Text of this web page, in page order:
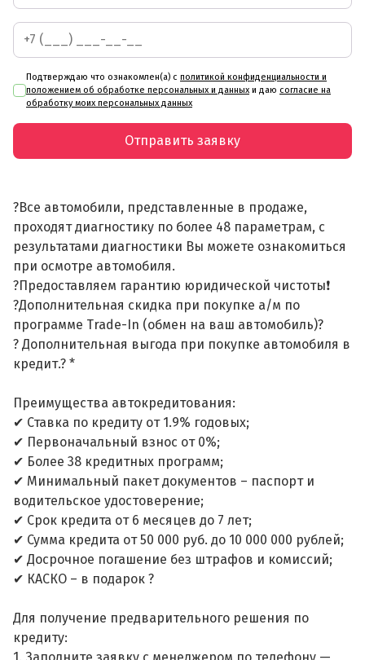
Подтверждаю что ознакомлен(а) с политикой конфиденциальности и
положением об обработке персональных и данных и даю согласие на
обработку моих персональных данных
Отправить заявку
?Все автомобили, представленные в продаже,
проходят диагностику по более 48 параметрам, с
результатами диагностики Вы можете ознакомиться
при осмотре автомобиля.
?Предоставляем гарантию юридической чистоты❗
?Дополнительная скидка при покупке а/м по
программе Trade-In (обмен на ваш автомобиль)?
? Дополнительная выгода при покупке автомобиля в
кредит.? *
Преимущества автокредитования:
✔ Ставка по кредиту от 1.9% годовых;
✔ Первоначальный взнос от 0%;
✔ Более 38 кредитных программ;
✔ Минимальный пакет документов – паспорт и
водительское удостоверение;
✔ Срок кредита от 6 месяцев до 7 лет;
✔ Сумма кредита от 50 000 руб. до 10 000 000 рублей;
✔ Досрочное погашение без штрафов и комиссий;
✔ КАСКО – в подарок ?
Для получение предварительного решения по
кредиту: